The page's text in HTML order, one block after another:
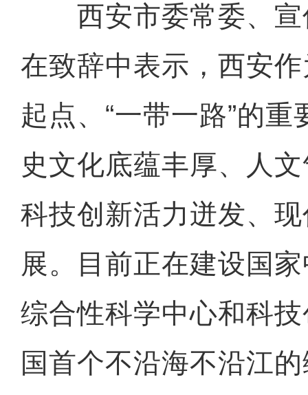
西安市委常委、宣
在致辞中表示，西安
起点、“一带一路”的
史文化底蕴丰厚、人
科技创新活力迸发、
展。目前正在建设国
综合性科学中心和科
国首个不沿海不沿江